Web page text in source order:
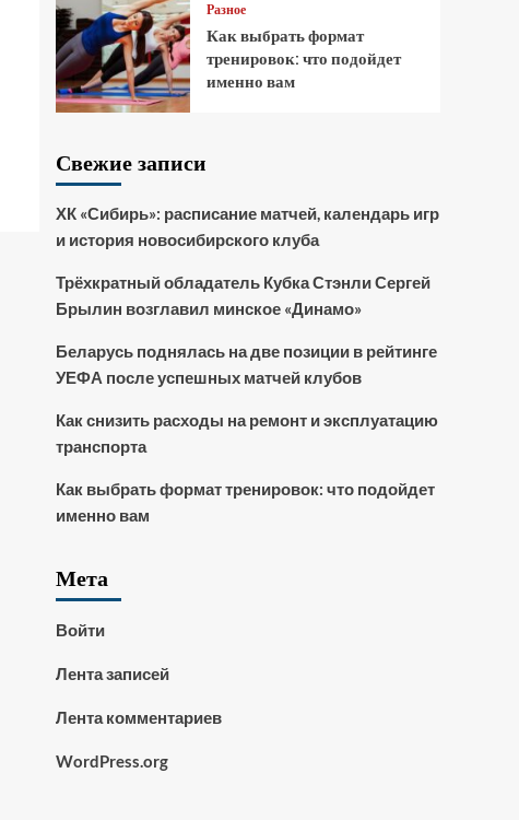
Разное
Как выбрать формат
тренировок: что подойдет
именно вам
Свежие записи
ХК «Сибирь»: расписание матчей, календарь игр
и история новосибирского клуба
Трёхкратный обладатель Кубка Стэнли Сергей
Брылин возглавил минское «Динамо»
Беларусь поднялась на две позиции в рейтинге
УЕФА после успешных матчей клубов
Как снизить расходы на ремонт и эксплуатацию
транспорта
Как выбрать формат тренировок: что подойдет
именно вам
Мета
Войти
Лента записей
Лента комментариев
WordPress.org